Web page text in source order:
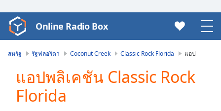
Video
Player
Play
Video
Online Radio Box
สหรัฐ รัฐฟลอริดา Coconut Creek Classic Rock Florida แอป
แอปพลิเคชัน Classic Rock
Florida